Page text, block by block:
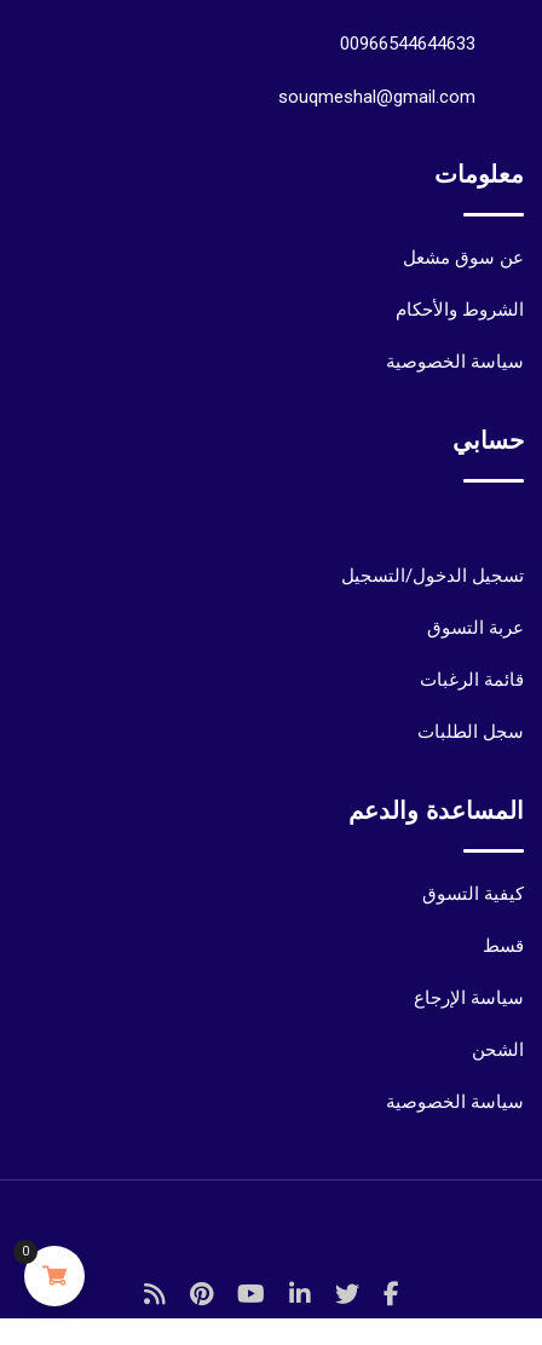
00966544644633
souqmeshal@gmail.com
معلومات
عن سوق مشعل
الشروط والأحكام
سياسة الخصوصية
حسابي
تسجيل الدخول/التسجيل
عربة التسوق
قائمة الرغبات
سجل الطلبات
المساعدة والدعم
كيفية التسوق
قسط
سياسة الإرجاع
الشحن
سياسة الخصوصية
0